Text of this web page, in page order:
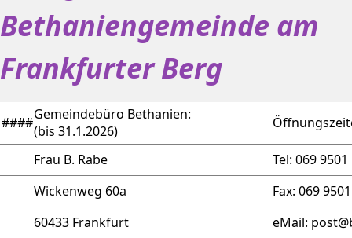
Bethaniengemeinde am
Frankfurter Berg
####Gemeindebüro Bethanien:
(bis 31.1.2026)
Frau B. Rabe
Tel: 069 9501
Wickenweg 60a
Fax: 069
60433 Frankfurt
eMail: